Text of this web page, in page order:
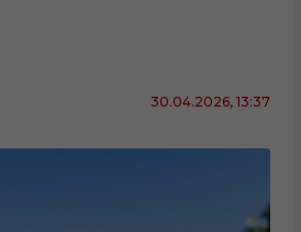
30.04.2026, 13:37